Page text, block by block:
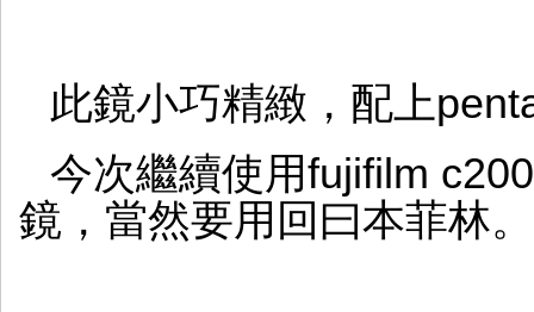
此鏡小巧精緻，配上
今次繼續使用fujifilm
鏡，當然要用回曰本菲林。